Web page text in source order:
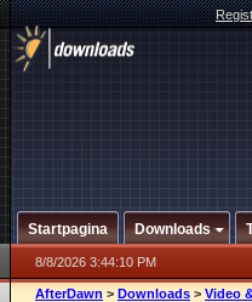
Startpagina Downloads
8/8/2026 3:44:10 PM
AfterDawn > Downloads > Video